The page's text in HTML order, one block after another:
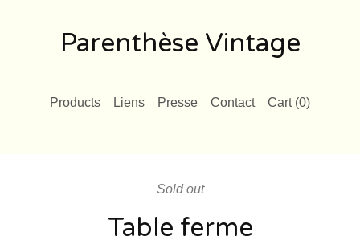
Parenthèse Vintage
Products Liens Presse Contact Cart (0)
Sold out
Table ferme